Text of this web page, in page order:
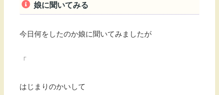
娘に聞いてみる
今日何をしたのか娘に聞いてみましたが
「
はじまりのかいして